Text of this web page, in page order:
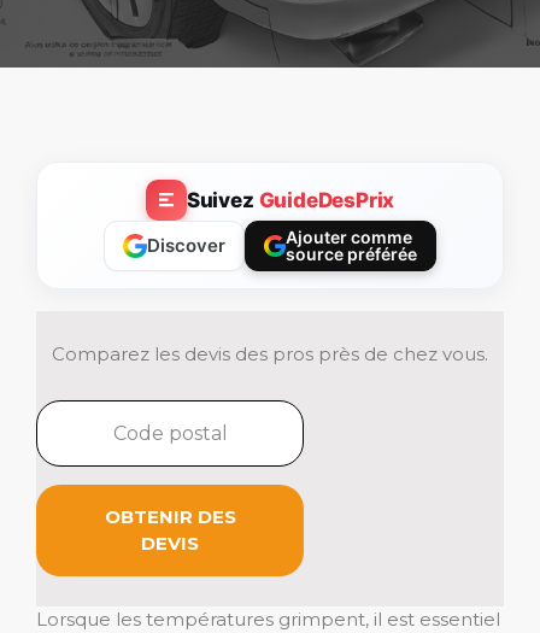
Suivez GuideDesPrix
Discover
Ajouter comme
source préférée
Comparez les devis des pros près de chez vous.
OBTENIR DES
DEVIS
Lorsque les températures grimpent, il est essentiel